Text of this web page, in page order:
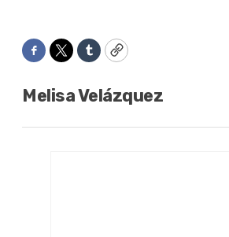
Facebook
TwitterTumblrCopy
Melisa Velázquez